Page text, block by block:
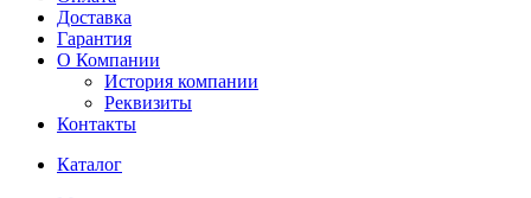
Доставка
Гарантия
О Компании
История компании
Реквизиты
Контакты
Каталог